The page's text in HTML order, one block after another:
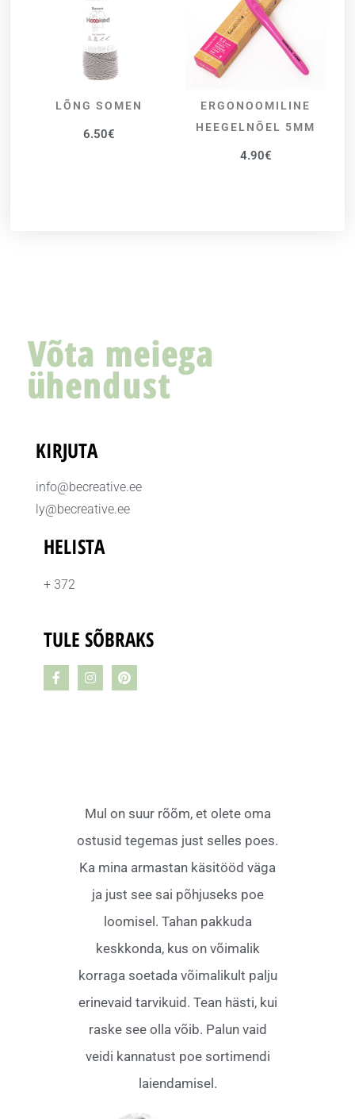
VALI
LÕNG SOMEN
6.50€
LISA KORVI
ERGONOOMILINE
HEEGELNÕEL 5MM
4.90€
Mul on suur rõõm, et olete oma
ostusid tegemas just selles poes.
Ka mina armastan käsitööd väga
ja just see sai põhjuseks poe
loomisel. Tahan pakkuda
keskkonda, kus on võimalik
korraga soetada võimalikult palju
erinevaid tarvikuid. Tean hästi, kui
raske see olla võib. Palun vaid
veidi kannatust poe sortimendi
laiendamisel.
Võta meiega
ühendust
KIRJUTA
info@becreative.ee
ly@becreative.ee
HELISTA
+ 372
TULE SÕBRAKS